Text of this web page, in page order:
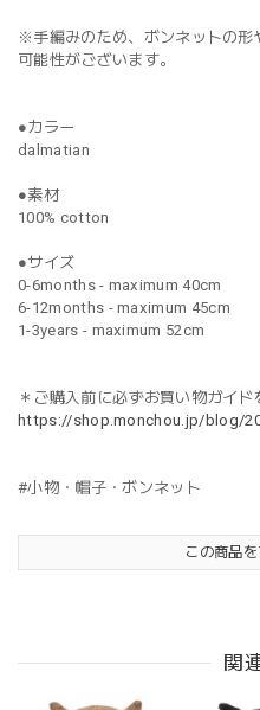
※手編みのため、ボンネットの形
可能性がございます。
●カラー
dalmatian
●素材
100% cotton
●サイズ
0-6months - maximum 40cm
6-12months - maximum 45cm
1-3years - maximum 52cm
＊ご購入前に必ずお買い物ガイド
https://shop.monchou.jp/blog/
#小物・帽子・ボンネット
この商品
関